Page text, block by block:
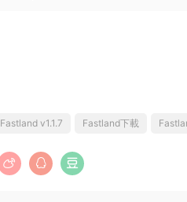
Fastland v1.1.7 Fastland下載